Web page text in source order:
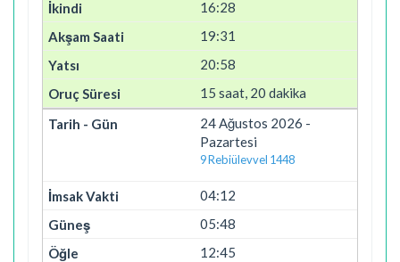
16:28
19:31
20:58
15 saat, 20 dakika
24 Ağustos 2026 -
Pazartesi
9 Rebiülevvel 1448
04:12
05:48
12:45